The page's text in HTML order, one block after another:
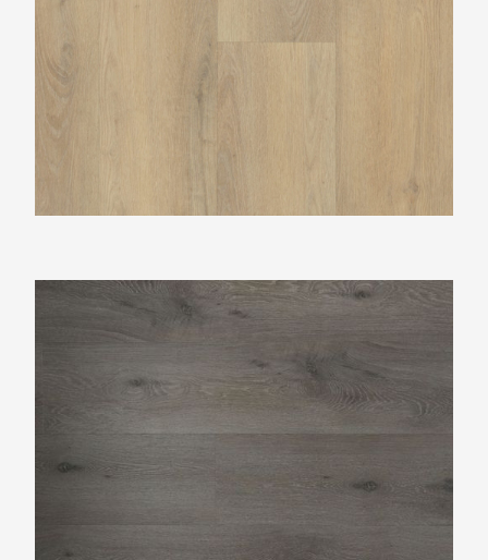
Douwes Dekker Riante plank drop PVC